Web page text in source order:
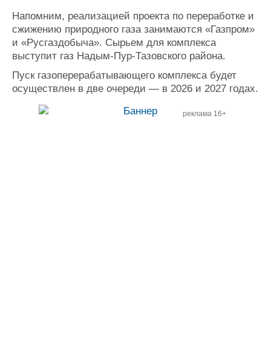
Конференции
Выставки и семинары
Личности
Словарь
Флот
Галерея флота
Форум
Отзывы
Все службы
Напомним, реализацией проекта по переработке и
сжижению природного газа занимаются «Газпром»
и «Русгаздобыча». Сырьем для комплекса
выступит газ Надым-Пур-Тазовского района.
Пуск газоперерабатывающего комплекса будет
осуществлен в две очереди — в 2026 и 2027 годах.
реклама 16+